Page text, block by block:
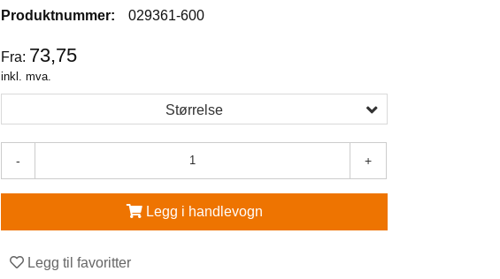
Produktnummer: 029361-600
Fra: 73,75
inkl. mva.
Størrelse
- +
Legg i handlevogn
Legg til favoritter